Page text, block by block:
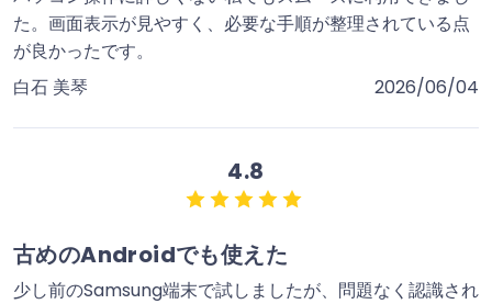
た。画面表示が見やすく、必要な手順が整理されている点
が良かったです。
白石 美琴
2026/06/04
4.8
古めのAndroidでも使えた
少し前のSamsung端末で試しましたが、問題なく認識され